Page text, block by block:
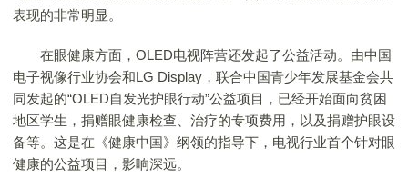
表现的非常明显。
在眼健康方面，OLED电视阵营还发起了公益活动。由中国
电子视像行业协会和LG Display，联合中国青少年发展基金会共
同发起的“OLED自发光护眼行动”公益项目，已经开始面向贫困
地区学生，捐赠眼健康检查、治疗的专项费用，以及捐赠护眼设
备等。这是在《健康中国》纲领的指导下，电视行业首个针对眼
健康的公益项目，影响深远。